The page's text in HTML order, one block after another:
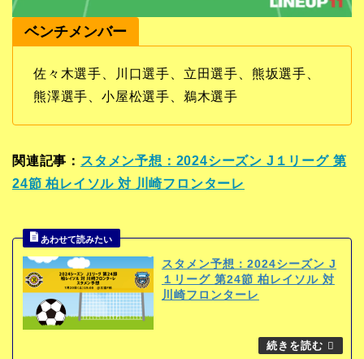
ベンチメンバー
佐々木選手、川口選手、立田選手、熊坂選手、
熊澤選手、小屋松選手、鵜木選手
関連記事： スタメン予想：2024シーズン J１リーグ 第
24節 柏レイソル 対 川崎フロンターレ
スタメン予想：2024シーズン J
１リーグ 第24節 柏レイソル 対
川崎フロンターレ